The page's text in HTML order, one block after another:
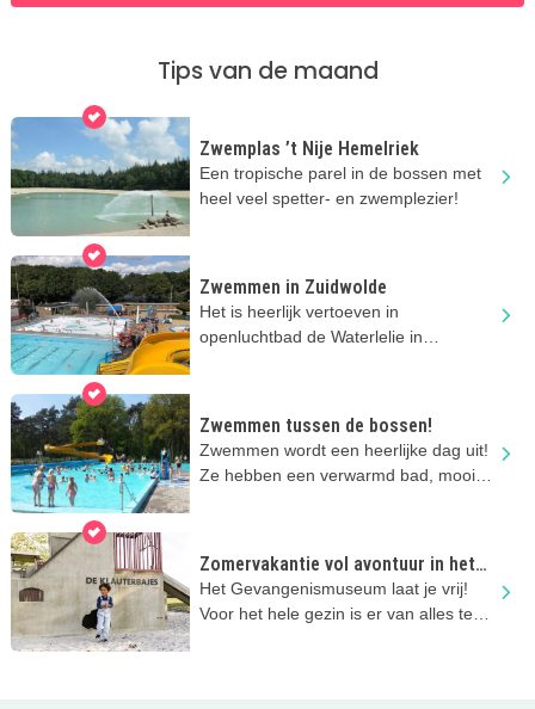
Tips van de maand
Zwemplas ’t Nije Hemelriek
Een tropische parel in de bossen met
heel veel spetter- en zwemplezier!
Zwemmen in Zuidwolde
Het is heerlijk vertoeven in
openluchtbad de Waterlelie in
Zwemmen tussen de bossen!
Zwemmen wordt een heerlijke dag uit!
Ze hebben een verwarmd bad, mooie
Zomervakantie vol avontuur in het
Gevangenismuseum
Het Gevangenismuseum laat je vrij!
Voor het hele gezin is er van alles te